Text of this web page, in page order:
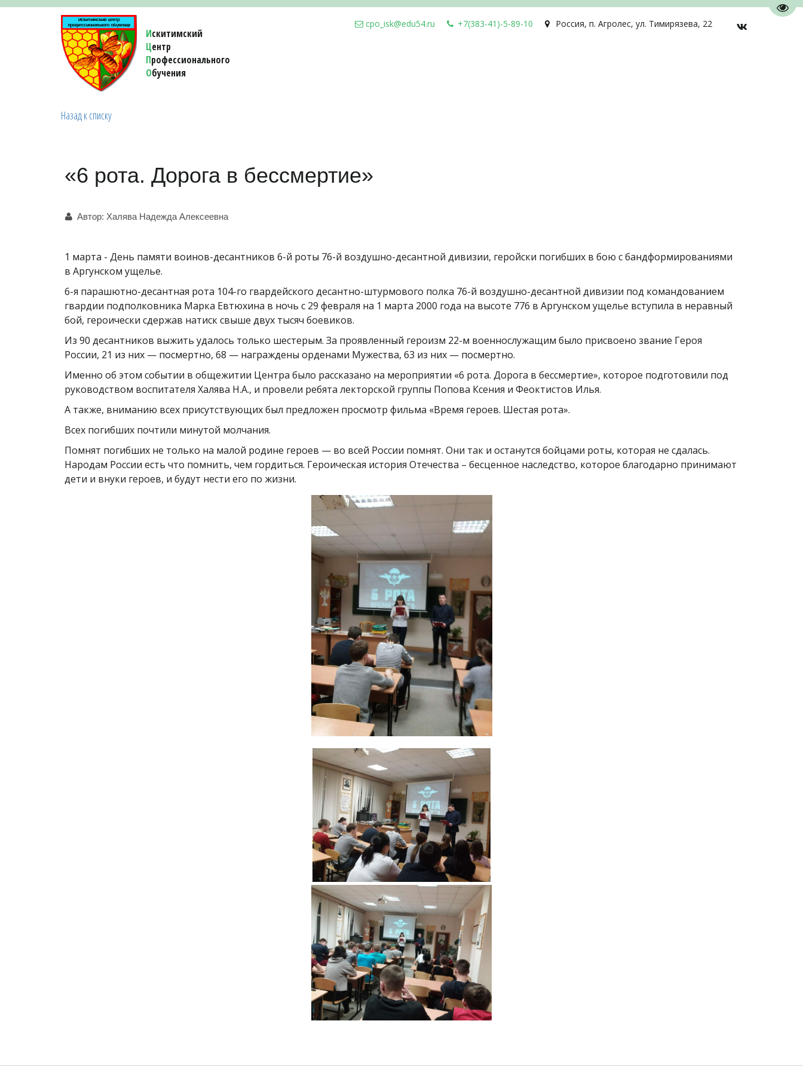
Искитимский
Центр
Профессионального
Обучения
Россия, п. Агролес, ул. Тимирязева, 22
+7(383-41)-5-89-10
cpo_isk@edu54.ru
Назад к списку
«6 рота. Дорога в бессмертие»
Автор: Халява Надежда Алексеевна
1 марта - День памяти воинов-десантников 6-й роты 76-й воздушно-десантной дивизии, геройски погибших в бою с бандформированиями
в Аргунском ущелье.
6-я парашютно-десантная рота 104-го гвардейского десантно-штурмового полка 76-й воздушно-десантной дивизии под командованием
гвардии подполковника Марка Евтюхина в ночь с 29 февраля на 1 марта 2000 года на высоте 776 в Аргунском ущелье вступила в неравный
бой, героически сдержав натиск свыше двух тысяч боевиков.
Из 90 десантников выжить удалось только шестерым. За проявленный героизм 22-м военнослужащим было присвоено звание Героя
России, 21 из них — посмертно, 68 — награждены орденами Мужества, 63 из них — посмертно.
Именно об этом событии в общежитии Центра было рассказано на мероприятии «6 рота. Дорога в бессмертие», которое подготовили под
руководством воспитателя Халява Н.А., и провели ребята лекторской группы Попова Ксения и Феоктистов Илья.
А также, вниманию всех присутствующих был предложен просмотр фильма «Время героев. Шестая рота».
Всех погибших почтили минутой молчания.
Помнят погибших не только на малой родине героев — во всей России помнят. Они так и останутся бойцами роты, которая не сдалась.
Народам России есть что помнить, чем гордиться. Героическая история Отечества – бесценное наследство, которое благодарно принимают
дети и внуки героев, и будут нести его по жизни.